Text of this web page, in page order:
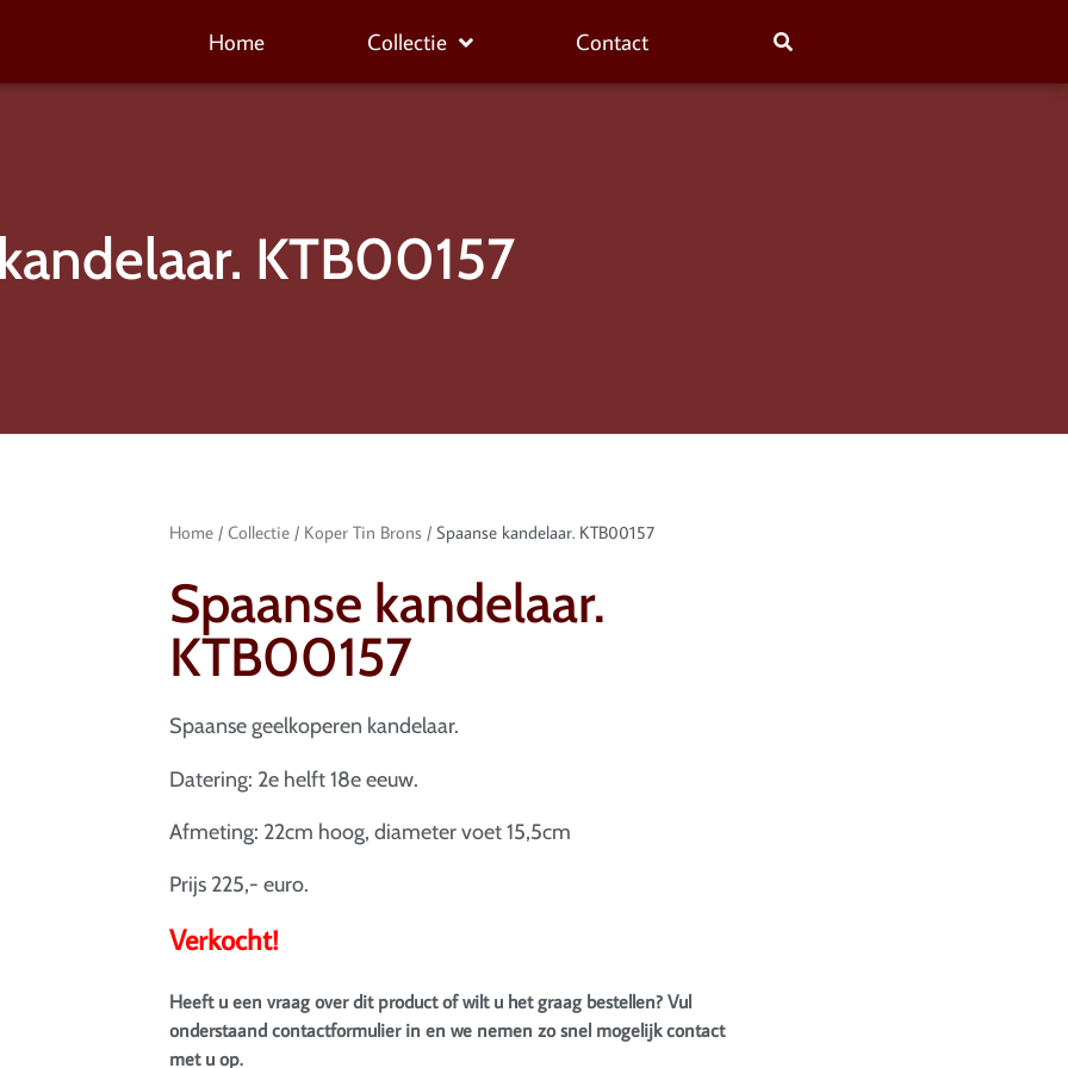
Home Collectie Contact
KTB00157
Home / Collectie / Koper Tin Brons / Spaanse kandelaar. KTB00157
Spaanse kandelaar.
KTB00157
Spaanse geelkoperen kandelaar.
Datering: 2e helft 18e eeuw.
Afmeting: 22cm hoog, diameter voet 15,5cm
Prijs 225,- euro.
Verkocht!
Heeft u een vraag over dit product of wilt u het graag bestellen? Vul
onderstaand contactformulier in en we nemen zo snel mogelijk contact
met u op.